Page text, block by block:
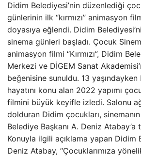
Didim Belediyesi’nin düzenlediği
günlerinin ilk “kırmızı” animasyon
doyasıya eğlendi. Didim
sinema günleri başladı. Çocuk
animasyon filmi “Kırmızı”, Didim
Merkezi ve DİGEM Sanat
beğenisine sunuldu. 13 yaşındayken
hayatını konu alan 2022 yapımı
filmini büyük keyifle izledi. Salonu
dolduran Didim çocukları,
Belediye Başkanı A. Deniz
Konuyla ilgili açıklama yapan Didim
Deniz Atabay, “Çocuklarımıza